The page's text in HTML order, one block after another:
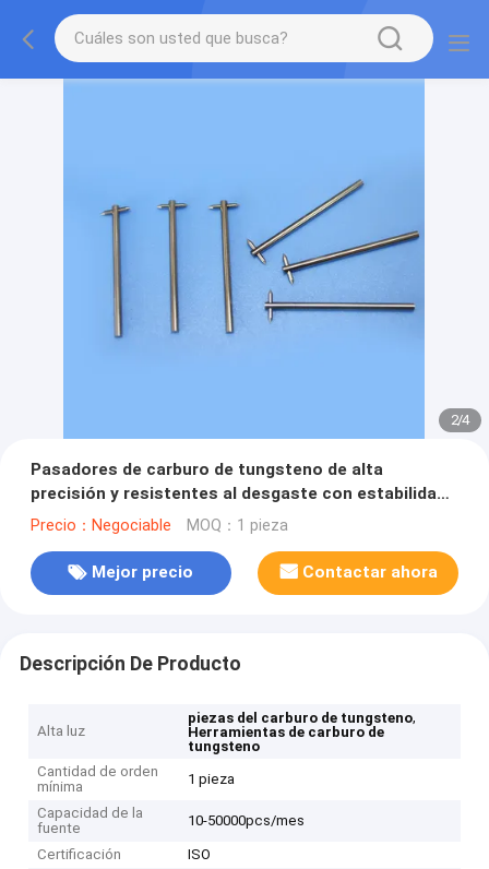
2/4
Pasadores de carburo de tungsteno de alta
precisión y resistentes al desgaste con estabilidad
dimensional para mediciones de precisión
Precio：Negociable MOQ：1 pieza
Mejor precio Contactar ahora
Descripción De Producto
Alta luz
piezas del carburo de tungsteno,
Herramientas de carburo de
tungsteno
Cantidad de orden
mínima
1 pieza
Capacidad de la
fuente
10-50000pcs/mes
Certificación
ISO